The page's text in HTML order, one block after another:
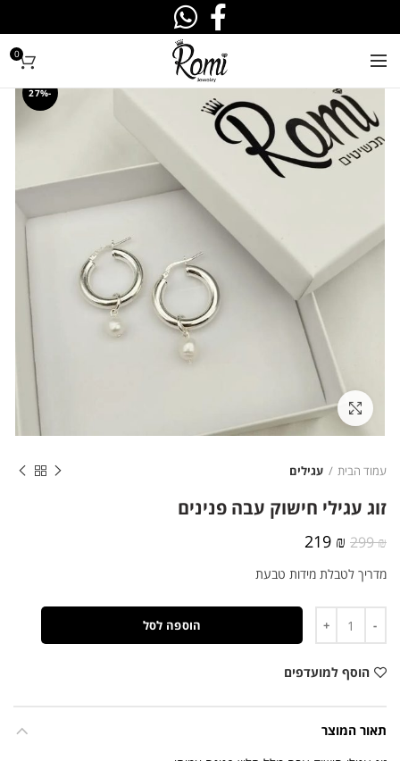
0
-27%
לחצו להגדלה
עמוד הבית עגילים
זוג עגילי חישוק עבה פנינים
299₪
המחיר
היה:
219 ₪
הוא:
מדריך לטבלת מידות טבעת
הוספה לסל
הוסף למועדפים
תאור המוצר